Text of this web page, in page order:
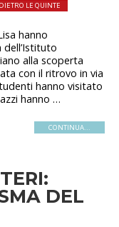
DIETRO LE QUINTE
hanno
alla scoperta
con il ritrovo in via
hanno visitato
hanno …
CONTINUA...
DEL